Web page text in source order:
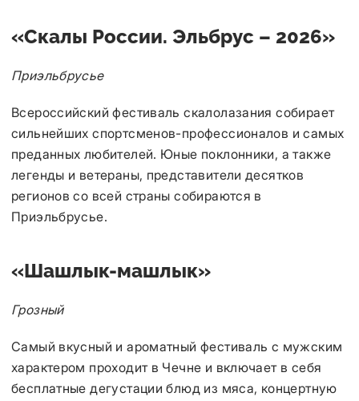
«Скалы России. Эльбрус – 2026»
Приэльбрусье
Всероссийский фестиваль скалолазания собирает
сильнейших спортсменов-профессионалов и самых
преданных любителей. Юные поклонники, а также
легенды и ветераны, представители десятков
регионов со всей страны собираются в
Приэльбрусье.
«Шашлык-машлык»
Грозный
Самый вкусный и ароматный фестиваль с мужским
характером проходит в Чечне и включает в себя
бесплатные дегустации блюд из мяса, концертную